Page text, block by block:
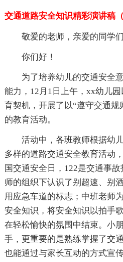
交通道路安全知识精彩演讲稿
敬爱的老师，亲爱的同学们
你们好！
为了培养幼儿的交通安全
能力，12月1日上午，xx幼儿
育契机，开展了以“遵守交通
的教育活动。
活动中，各班教师根据幼
多样的道路交通安全教育活动
国交通安全日，122是交通事
师的组织下认识了别超速、别
用应急车道的标志；中班老师
安全知识，将安全知识以拍手
在轻松愉快的氛围中结束。小
手，更重要的是熟练掌握了交
也能通过与家长互动的方式宣